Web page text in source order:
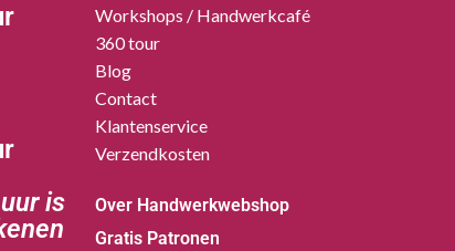
is
Workshops / Handwerkcafé
360 tour
Blog
Contact
Klantenservice
Verzendkosten
Over Handwerkwebshop
Gratis Patronen